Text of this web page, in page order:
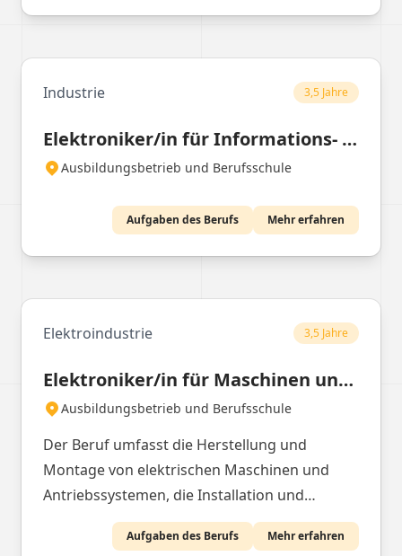
installieren und konfigurieren Software,
technische Dokumentationen.
Industrie 3,5 Jahre
Elektroniker/in für Informations- und Systemtechnik
Ausbildungsbetrieb und Berufsschule
Aufgaben des Berufs Mehr erfahren
Elektroindustrie 3,5 Jahre
Elektroniker/in für Maschinen und Antriebstechnik
Ausbildungsbetrieb und Berufsschule
Der Beruf umfasst die Herstellung und
Montage von elektrischen Maschinen und
Antriebssystemen, die Installation und
Vernetzung der Systeme sowie die Wartung
und Instandhaltung von Antrieben.
Aufgaben des Berufs Mehr erfahren